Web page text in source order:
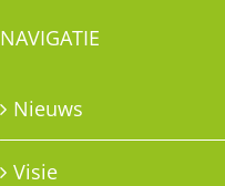
NAVIGATIE
Nieuws
Visie